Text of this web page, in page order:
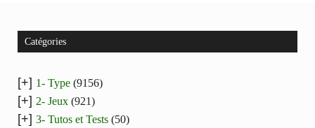
Catégories
[+] 1- Type (9156)
[+] 2- Jeux (921)
[+] 3- Tutos et Tests (50)